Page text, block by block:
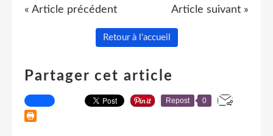
« Article précédent Article suivant »
Retour à l'accueil
Partager cet article
Repost 0